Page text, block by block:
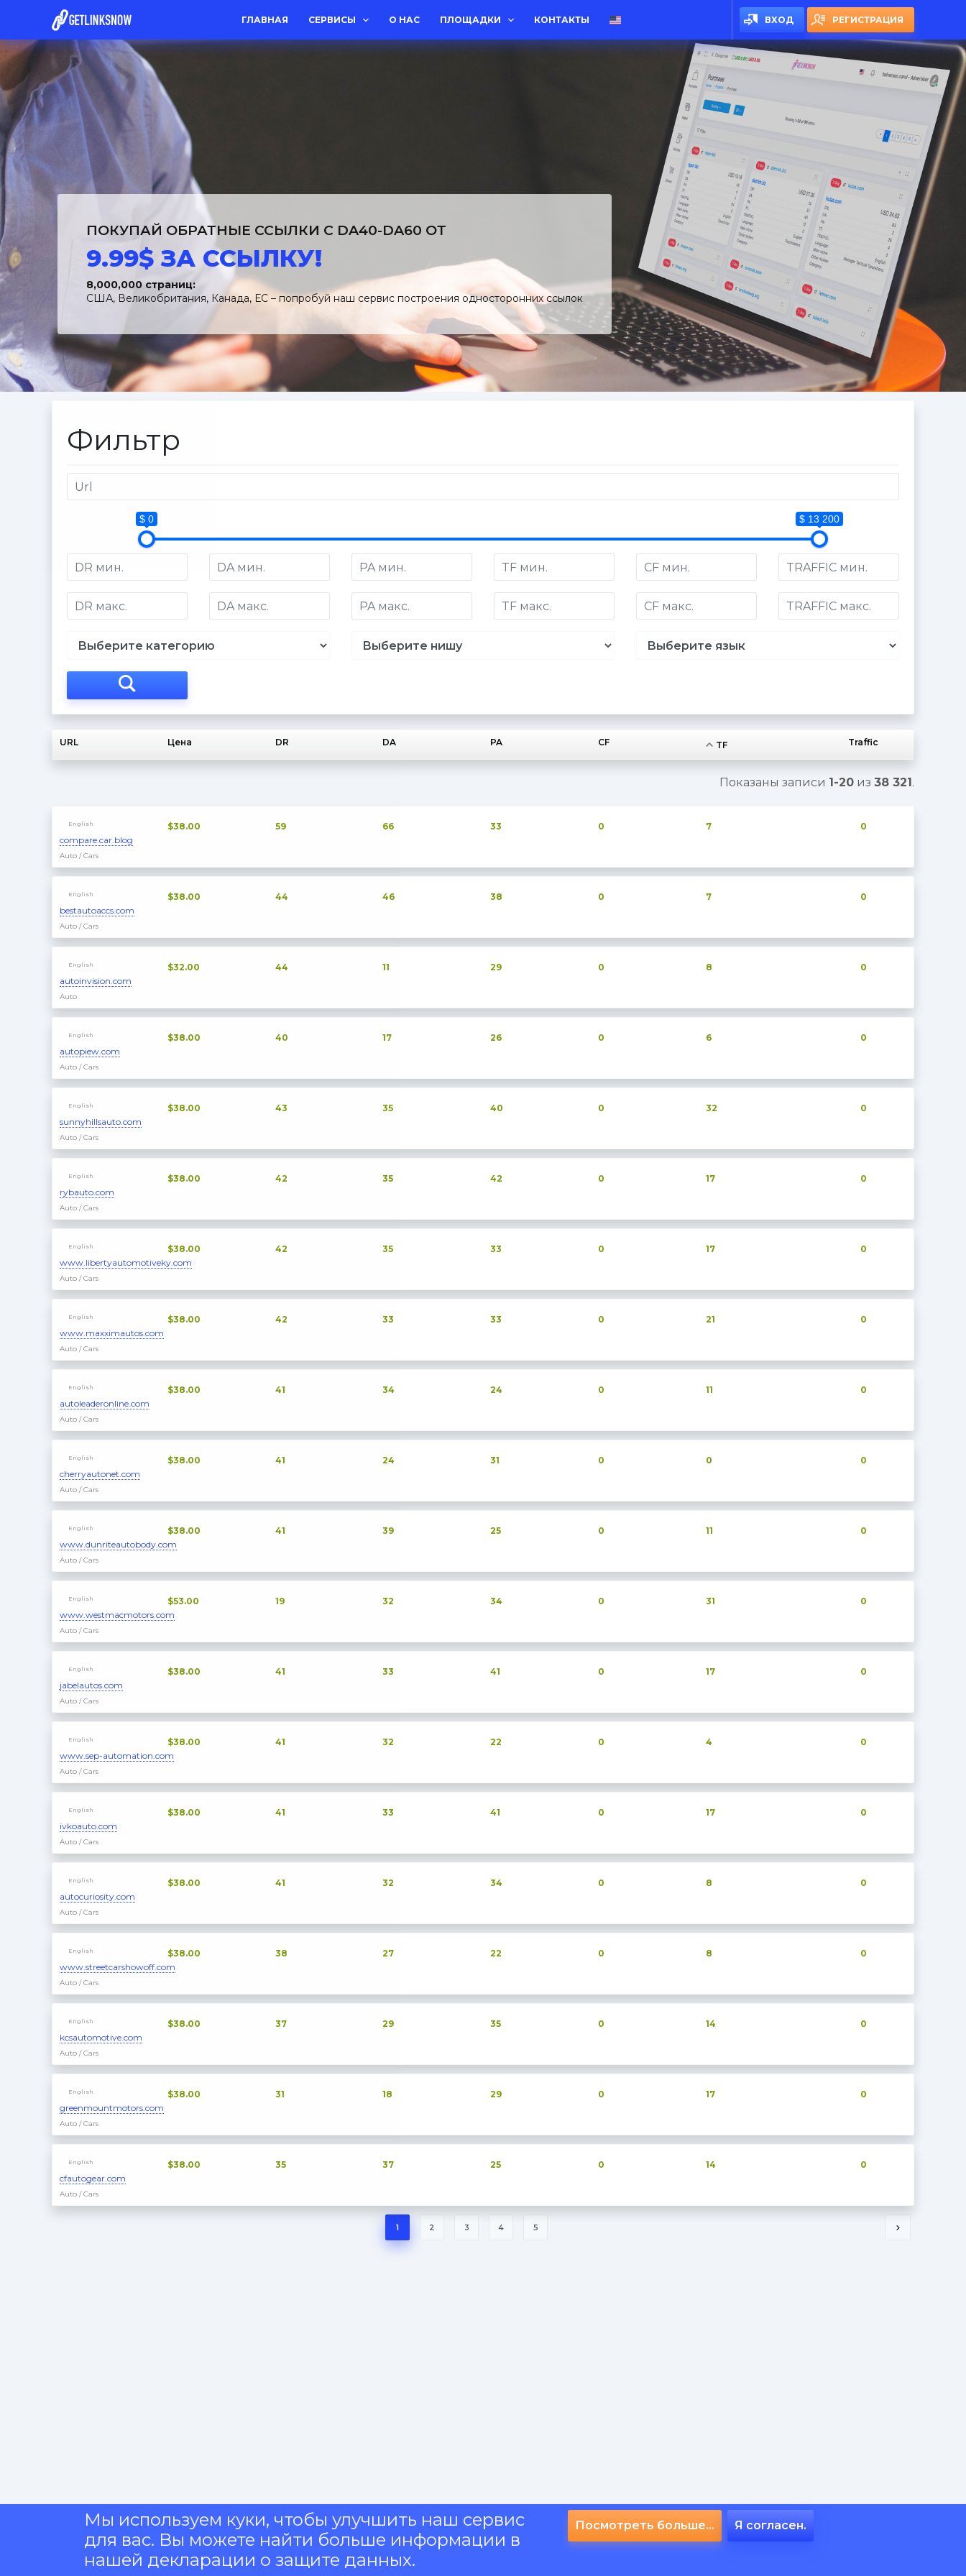
ГЛАВНАЯ СЕРВИСЫ О НАС ПЛОЩАДКИ КОНТАКТЫ ВХОД РЕГИСТРАЦИЯ
ПОКУПАЙ ОБРАТНЫЕ ССЫЛКИ C DA40-DA60 ОТ
9.99$ ЗА ССЫЛКУ!
8,000,000 страниц:
США, Великобритания, Канада, ЕС – попробуй наш сервис построения односторонних ссылок
Фильтр
$ 0 $ 13 200
URL Цена DR DA PA CF TF Traffic
Показаны записи 1-20 из 38 321.
English
compare.car.blog
Auto / Cars
$38.00 59 66 33 0 7 0
English
bestautoaccs.com
Auto / Cars
$38.00 44 46 38 0 7 0
English
autoinvision.com
Auto
$32.00 44 11 29 0 8 0
English
autopiew.com
Auto / Cars
$38.00 40 17 26 0 6 0
English
sunnyhillsauto.com
Auto / Cars
$38.00 43 35 40 0 32 0
English
rybauto.com
Auto / Cars
$38.00 42 35 42 0 17 0
English
www.libertyautomotiveky.com
Auto / Cars
$38.00 42 35 33 0 17 0
English
www.maxximautos.com
Auto / Cars
$38.00 42 33 33 0 21 0
English
autoleaderonline.com
Auto / Cars
$38.00 41 34 24 0 11 0
English
cherryautonet.com
Auto / Cars
$38.00 41 24 31 0 0 0
English
www.dunriteautobody.com
Auto / Cars
$38.00 41 39 25 0 11 0
English
www.westmacmotors.com
Auto / Cars
$53.00 19 32 34 0 31 0
English
jabelautos.com
Auto / Cars
$38.00 41 33 41 0 17 0
English
www.sep-automation.com
Auto / Cars
$38.00 41 32 22 0 4 0
English
ivkoauto.com
Auto / Cars
$38.00 41 33 41 0 17 0
English
autocuriosity.com
Auto / Cars
$38.00 41 32 34 0 8 0
English
www.streetcarshowoff.com
Auto / Cars
$38.00 38 27 22 0 8 0
English
kcsautomotive.com
Auto / Cars
$38.00 37 29 35 0 14 0
English
greenmountmotors.com
Auto / Cars
$38.00 31 18 29 0 17 0
English
cfautogear.com
Auto / Cars
$38.00 35 37 25 0 14 0
1 2 3 4 5
Мы используем куки, чтобы улучшить наш сервис
для вас. Вы можете найти больше информации в
нашей декларации о защите данных.
Посмотреть больше... Я согласен.